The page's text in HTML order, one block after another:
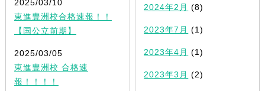
2025/03/10
東進豊洲校合格速報！！
【国公立前期】
2025/03/05
東進豊洲校 合格速
報！！！！
2024年2月 (8)
2023年7月 (1)
2023年4月 (1)
2023年3月 (2)